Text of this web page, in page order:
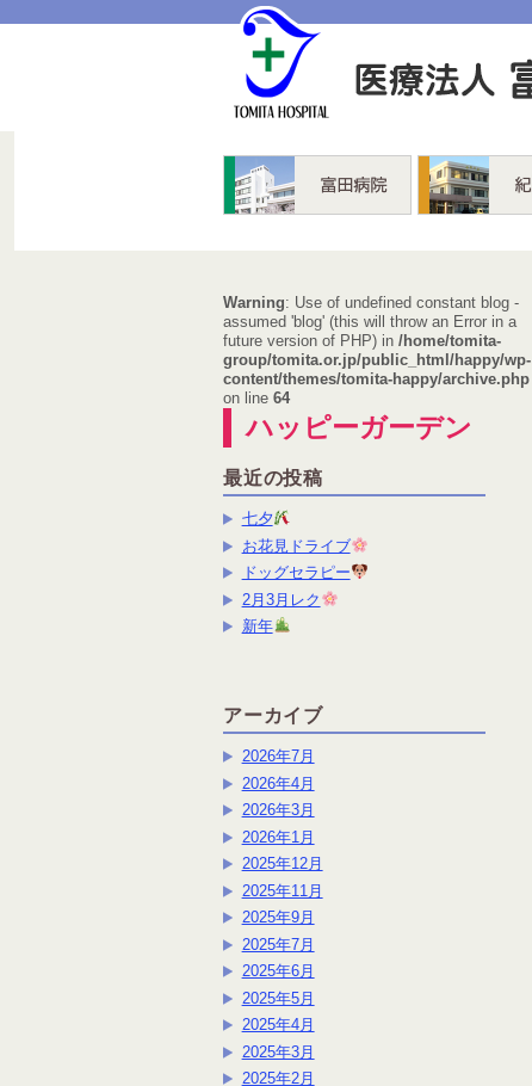
Warning: Use of undefined constant blog -
assumed 'blog' (this will throw an Error in a
future version of PHP) in /home/tomita-
group/tomita.or.jp/public_html/happy/wp-
content/themes/tomita-happy/archive.php
on line 64
ハッピーガーデン
最近の投稿
七夕
お花見ドライブ
ドッグセラピー
2月3月レク
新年
アーカイブ
2026年7月
2026年4月
2026年3月
2026年1月
2025年12月
2025年11月
2025年9月
2025年7月
2025年6月
2025年5月
2025年4月
2025年3月
2025年2月